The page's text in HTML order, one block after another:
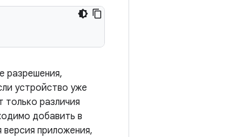
разрешения,
устройство уже
только различия
добавить в
приложения,